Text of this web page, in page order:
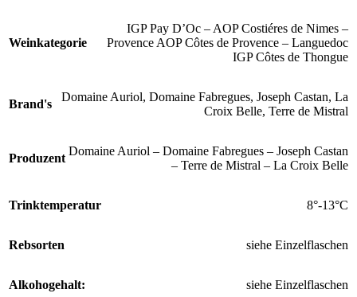
Weinkategorie
IGP Pay D’Oc – AOP Costiéres de Nimes –
Provence AOP Côtes de Provence – Languedoc
IGP Côtes de Thongue
Brand's
Domaine Auriol, Domaine Fabregues, Joseph Castan, La
Croix Belle, Terre de Mistral
Produzent
Domaine Auriol – Domaine Fabregues – Joseph Castan
– Terre de Mistral – La Croix Belle
Trinktemperatur 8°-13°C
Rebsorten siehe Einzelflaschen
Alkohogehalt: siehe Einzelflaschen